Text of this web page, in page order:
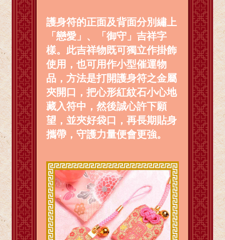
護身符的正面及背面分別繡上
「戀愛」、「御守」吉祥字
樣。此吉祥物既可獨立作掛飾
使用，也可用作小型催運物
品，方法是打開護身符之金屬
夾開口，把心形紅紋石小心地
藏入符中，然後誠心許下願
望，並夾好袋口，再長期貼身
攜帶，守護力量便會更強。